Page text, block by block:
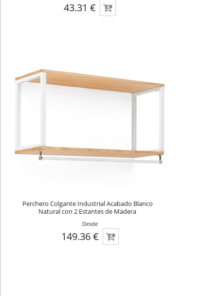
43.31 €
Perchero Colgante Industrial Acabado Blanco
Natural con 2 Estantes de Madera
Desde
149.36 €